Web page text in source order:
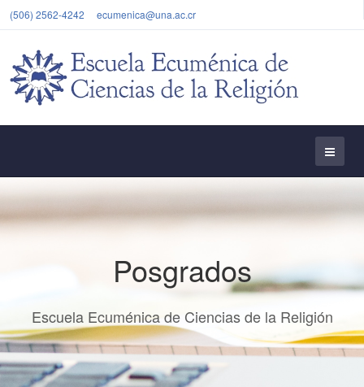
(506) 2562-4242 ecumenica@una.ac.cr
Posgrados
Escuela Ecuménica de Ciencias de la Religión